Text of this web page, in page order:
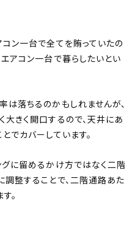
ン一台で全てを賄っていたの
アコン一台で暮らしたいとい
落ちるのかもしれませんが、
きく開口するので、天井にあ
でカバーしています。
グに留めるかけ方ではなく二階
調整することで、二階通路あた
。